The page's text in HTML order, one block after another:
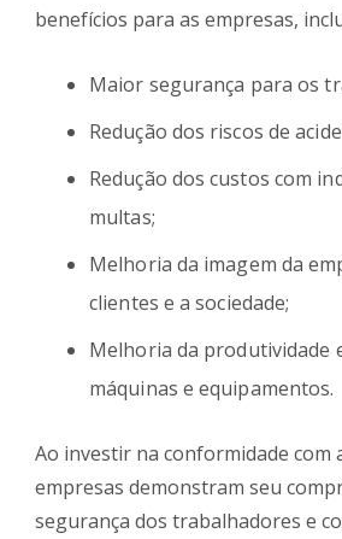
benefícios para as empresas,
Maior segurança para os
Redução dos riscos de
Redução dos custos com
multas;
Melhoria da imagem da
clientes e a sociedade;
Melhoria da produtividade
máquinas e equipamentos.
Ao investir na conformidade com
empresas demonstram seu
segurança dos trabalhadores e